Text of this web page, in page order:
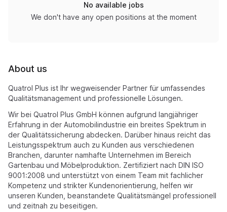
No available jobs
We don't have any open positions at the moment
About us
Quatrol Plus ist Ihr wegweisender Partner für umfassendes
Qualitätsmanagement und professionelle Lösungen.
Wir bei Quatrol Plus GmbH können aufgrund langjähriger
Erfahrung in der Automobilindustrie ein breites Spektrum in
der Qualitätssicherung abdecken. Darüber hinaus reicht das
Leistungsspektrum auch zu Kunden aus verschiedenen
Branchen, darunter namhafte Unternehmen im Bereich
Gartenbau und Möbelproduktion. Zertifiziert nach DIN ISO
9001:2008 und unterstützt von einem Team mit fachlicher
Kompetenz und strikter Kundenorientierung, helfen wir
unseren Kunden, beanstandete Qualitätsmängel professionell
und zeitnah zu beseitigen.